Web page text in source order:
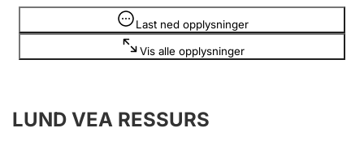
Registrere, endre, slette
Årsregnskap
Last ned opplysninger
Vis alle opplysninger
Opplysninger er skjult
LUND VEA RESSURS